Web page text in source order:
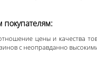
цены и качества
с неоправданно